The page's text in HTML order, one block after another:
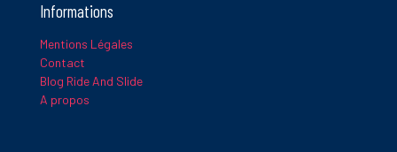
Informations
Mentions Légales
Contact
Blog Ride And Slide
A propos